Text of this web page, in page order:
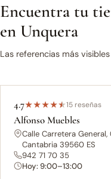
Encuentra tu
en Unquera
Las referencias más
4.7★★★★★15 reseñas
Alfonso Muebles
Calle Carretera
Cantabria 39560 ES
942 71 70 35
Hoy: 9:00–13:00